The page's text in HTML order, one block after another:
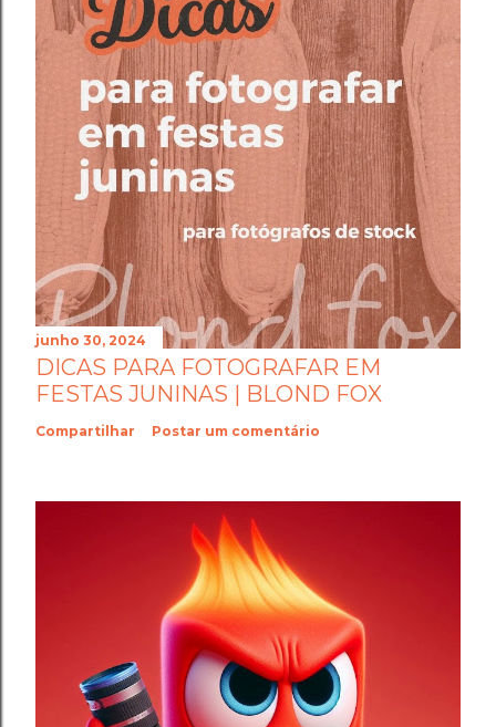
junho 30, 2024
DICAS PARA FOTOGRAFAR EM
FESTAS JUNINAS | BLOND FOX
Compartilhar Postar um comentário